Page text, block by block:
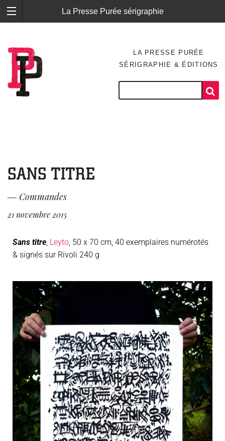
La Presse Purée sérigraphie
LA PRESSE PURÉE
SÉRIGRAPHIE & ÉDITIONS
SANS TITRE
― Commandes
21 novembre 2015
Sans titre Leyto , 50 x 70 cm, 40 exemplaires numérotés
& signés sur Rivoli 240 g